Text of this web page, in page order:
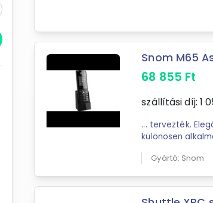
Snom M65
68 855 Ft
szállítási díj: 1
... tervezték. Elegáns megjelenése és széles körű funkciói
különösen
Gyártó: Snom